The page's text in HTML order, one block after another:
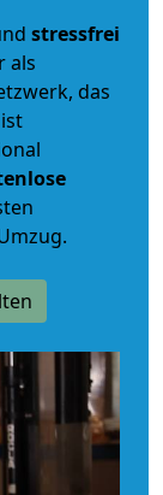
stressfrei
als
das